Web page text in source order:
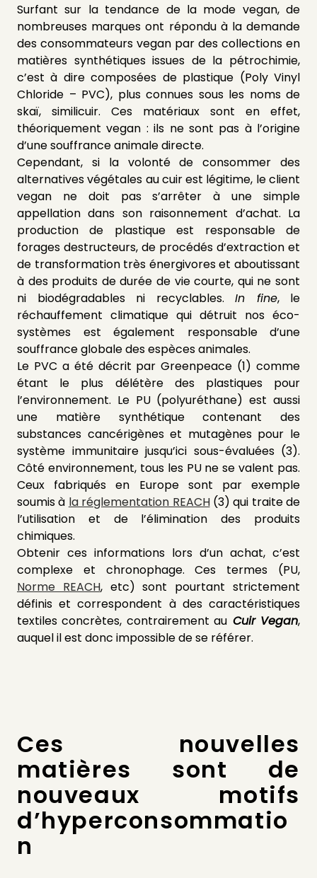
Surfant sur la tendance de la mode vegan, de
nombreuses marques ont répondu à la demande
des consommateurs vegan par des collections en
matières synthétiques issues de la pétrochimie,
c’est à dire composées de plastique (Poly Vinyl
Chloride – PVC), plus connues sous les noms de
skaï, similicuir. Ces matériaux sont en effet,
théoriquement vegan : ils ne sont pas à l’origine
d’une souffrance animale directe.
Cependant, si la volonté de consommer des
alternatives végétales au cuir est légitime, le client
vegan ne doit pas s’arrêter à une simple
appellation dans son raisonnement d’achat. La
production de plastique est responsable de
forages destructeurs, de procédés d’extraction et
de transformation très énergivores et aboutissant
à des produits de durée de vie courte, qui ne sont
ni biodégradables ni recyclables. In fine, le
réchauffement climatique qui détruit nos éco-
systèmes est également responsable d’une
souffrance globale des espèces animales.
Le PVC a été décrit par Greenpeace (1) comme
étant le plus délétère des plastiques pour
l’environnement. Le PU (polyuréthane) est aussi
une matière synthétique contenant des
substances cancérigènes et mutagènes pour le
système immunitaire jusqu’ici sous-évaluées (3).
Côté environnement, tous les PU ne se valent pas.
Ceux fabriqués en Europe sont par exemple
soumis à la réglementation REACH(3) qui traite de
l’utilisation et de l’élimination des produits
chimiques.
Obtenir ces informations lors d’un achat, c’est
complexe et chronophage. Ces termes (PU,
Norme REACH, etc) sont pourtant strictement
définis et correspondent à des caractéristiques
textiles concrètes, contrairement au Cuir Vegan,
auquel il est donc impossible de se référer.
Ces nouvelles
matières sont de
nouveaux motifs
d’hyperconsommatio
n